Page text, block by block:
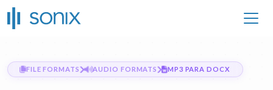
FILE FORMATS AUDIO FORMATS MP3 PARA DOCX